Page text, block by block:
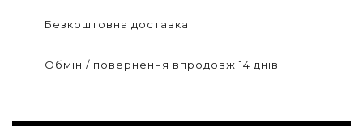
Безкоштовна доставка
Обмін / повернення впродовж 14 днів